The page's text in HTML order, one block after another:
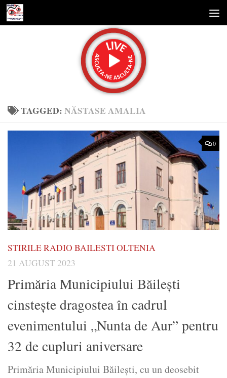
Skip to content
TAGGED:NĂSTASE AMALIA
0
STIRILE RADIO BAILESTI OLTENIA
21 AUGUST 2023
Primăria Municipiului Băilești
cinstește dragostea în cadrul
evenimentului „Nunta de Aur” pentru
32 de cupluri aniversare
Primăria Municipiului Băilești, cu un deosebit